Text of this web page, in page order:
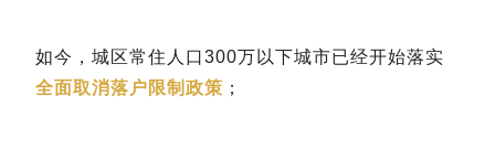
如今，城区常住人口300万以下城市已经开始落实
全面取消落户限制政策 ；